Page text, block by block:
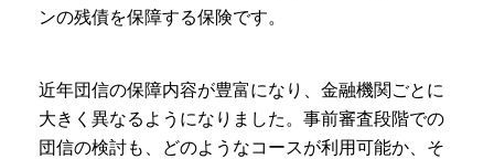
ンの残債を保障する保険です。
近年団信の保障内容が豊富になり、金融機関ごとに
大きく異なるようになりました。事前審査段階での
団信の検討も、どのようなコースが利用可能か、そ